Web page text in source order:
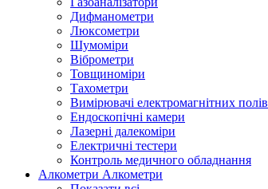
Дифманометри
Люксометри
Шумоміри
Віброметри
Товщиноміри
Тахометри
Вимірювачі електромагнітних полів
Ендоскопічні камери
Лазерні далекоміри
Електричні тестери
Контроль медичного обладнання
Алкометри Алкометри